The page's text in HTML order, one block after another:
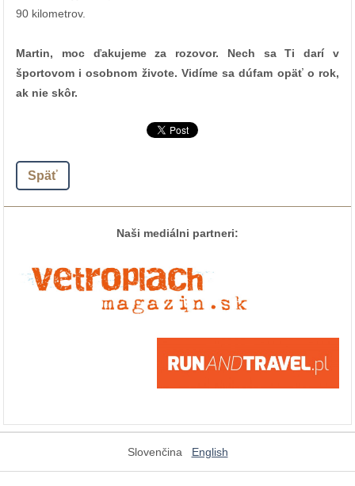
90 kilometrov.
Martin, moc ďakujeme za rozovor. Nech sa Ti darí v
športovom i osobnom živote. Vidíme sa dúfam opäť o rok,
ak nie skôr.
Späť
Naši mediálni partneri:
Slovenčina English